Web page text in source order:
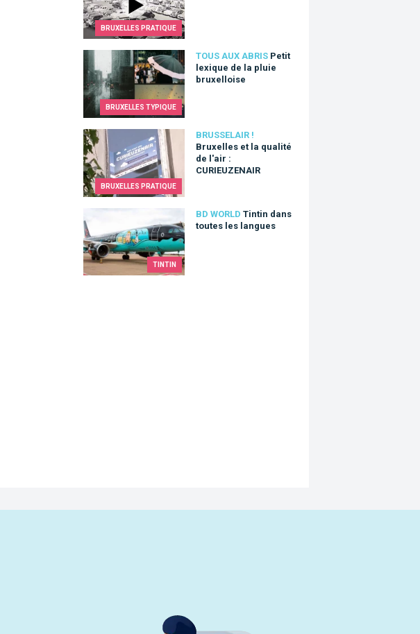
BRUXELLES PRATIQUE
BRUXELLES TYPIQUE
TOUS AUX ABRIS Petit
lexique de la pluie
bruxelloise
Petit lexique de la pluie bruxelloise
BRUXELLES PRATIQUE
BRUSSELAIR !
Bruxelles et la qualité
de l'air :
CURIEUZENAIR
Bruxelles et la qualité de l'air : CURIEUZENAIR
TINTIN
BD WORLD Tintin dans
toutes les langues
Tintin dans toutes les langues